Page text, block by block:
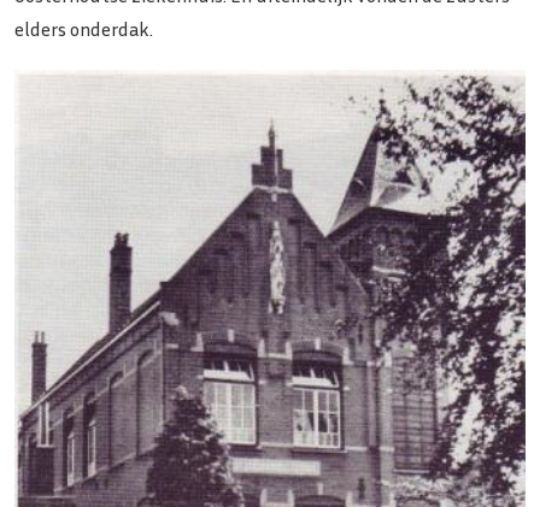
elders onderdak.